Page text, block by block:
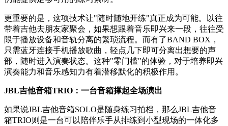
更重要的是，这项技术让"随时随地开练"真正成为可能。以往
带着吉他去朋友家聚会，如果想跟着音乐即兴来一段，往往受
限于播放设备和音轨分离的繁琐流程。而有了BAND BOX，
只需蓝牙连接手机播放歌曲，轻点几下即可分离出想要的声
部，随时进入演奏状态。这种"零门槛"的体验，对于培养即兴
演奏能力和音乐感知力有着潜移默化的积极作用。
JBL吉他音箱TRIO：一台音箱撑起全场演出
如果说JBL吉他音箱SOLO是随身练习拍档，那么JBL吉他音
箱TRIO则是一台可以陪伴乐手从排练到小型现场的一体化多